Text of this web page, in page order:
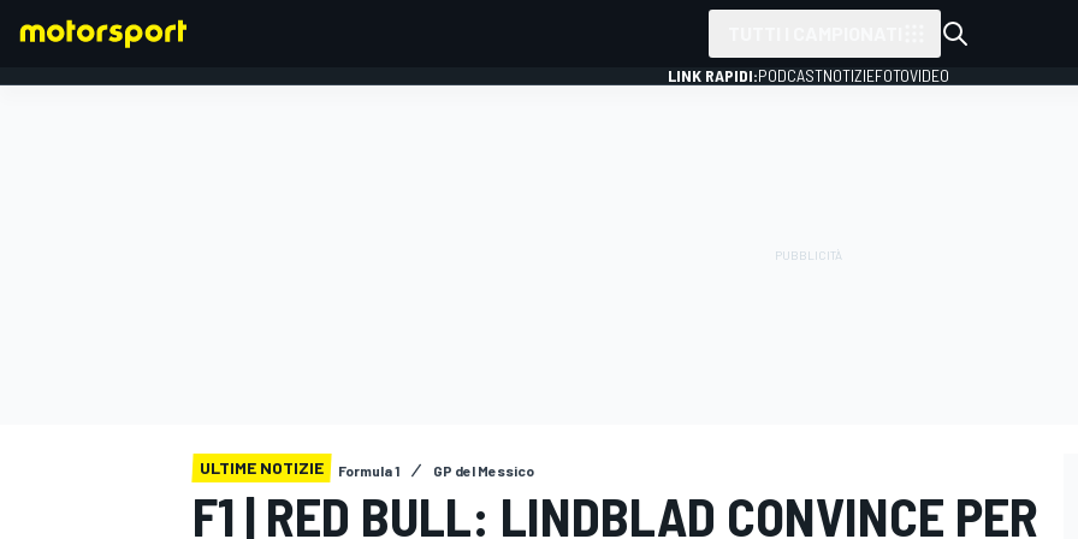
LINK RAPIDI:PODCASTNOTIZIEFOTOVIDEO
ULTIME NOTIZIE Formula 1 GP del Messico
F1 | RED BULL: LINDBLAD CONVINCE PER